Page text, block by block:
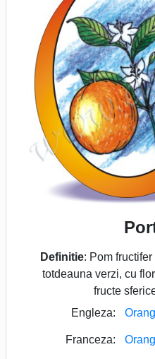
Definitie: Pom
totdeauna verzi, cu
fructe
Engleza:
Franceza: